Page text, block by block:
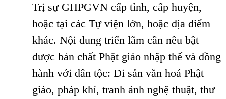
Trị sự GHPGVN cấp tỉnh, cấp huyện,
hoặc tại các Tự viện lớn, hoặc địa điểm
khác. Nội dung triển lãm cần nêu bật
được bản chất Phật giáo nhập thế và đồng
hành với dân tộc: Di sản văn hoá Phật
giáo, pháp khí, tranh ảnh nghệ thuật, thư